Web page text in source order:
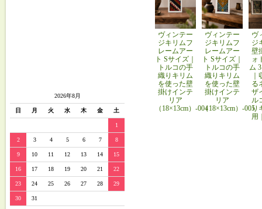
2026年8月
日 月 火 水 木 金 土
1
2 3 4 5 6 7 8
9 10 11 12 13 14 15
16 17 18 19 20 21 22
23 24 25 26 27 28 29
30 31
ヴィンテー
ジキリムフ
レームアー
ト Sサイズ｜
トルコの手
織りキリム
を使った壁
掛けインテ
リア
（18×13cm）-004
ヴィンテー
ジキリムフ
レームアー
ト Sサイズ｜
トルコの手
織りキリム
を使った壁
掛けインテ
リア
（18×13cm）-005
ヴ
ジ
壁
ォ
ム
る
ザ
ル
り
用